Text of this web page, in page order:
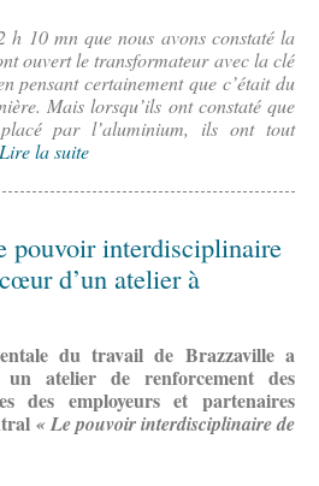
h 10 mn que nous avons constaté la
ouvert le transformateur avec la clé
pensant certainement que c’était du
Mais lorsqu’ils ont constaté que
par l’aluminium, ils ont tout
Lire la suite
pouvoir interdisciplinaire
d’un atelier à
du travail de Brazzaville a
atelier de renforcement des
des employeurs et partenaires
« Le pouvoir interdisciplinaire de